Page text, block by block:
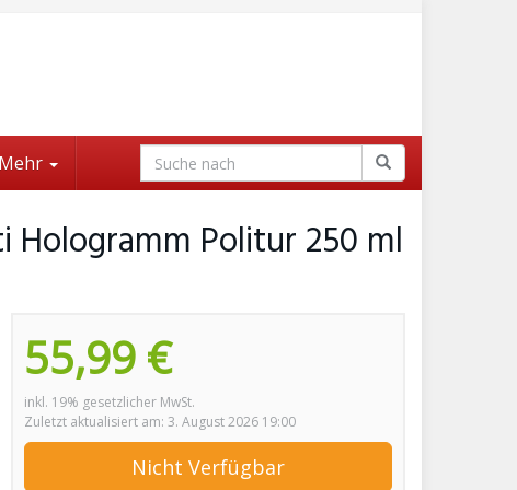
Mehr
Hologramm Politur 250 ml
55,99 €
inkl. 19% gesetzlicher MwSt.
Zuletzt aktualisiert am: 3. August 2026 19:00
Nicht Verfügbar